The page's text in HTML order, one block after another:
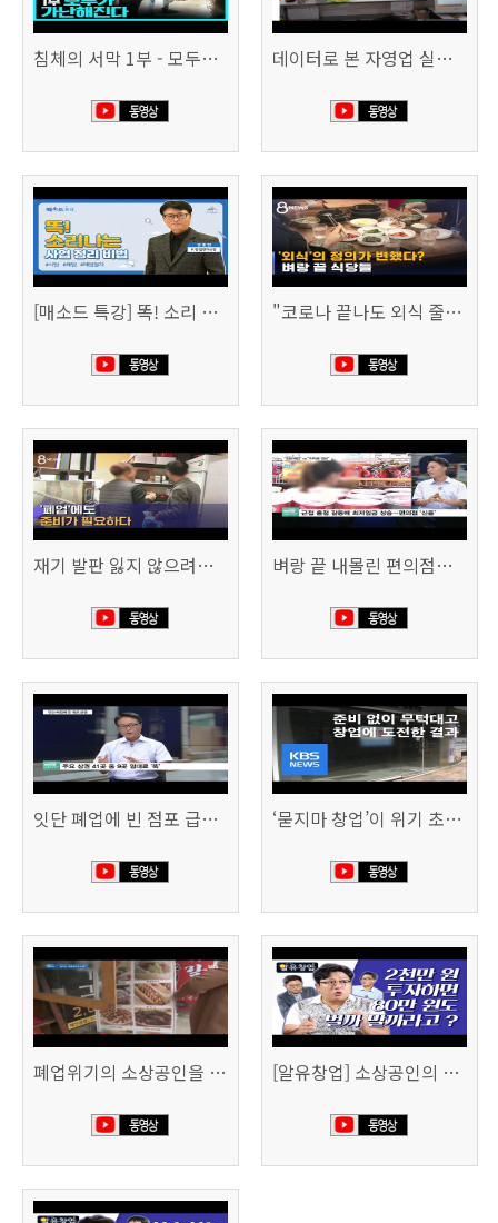
침체의 서막 1부 - 모두가 가난해진다 | 시사직격 신년특집 데이터로 본 자영업 실태 - 매출 '뚝', 장수 업소도 '휘청'
[매소드 특강] 똑! 소리 나는 사업 정리 비법 "코로나 끝나도 외식 줄이겠다"…위기의 식당들 (SBS 8시 뉴스)
재기 발판 잃지 않으려면…'폐업'에도 준비가 필요하다 (SBS 8시 뉴스) 벼랑 끝 내몰린 편의점…“희망폐업 요구” vs “위약금 정당” (SBS CNBC)
잇단 폐업에 빈 점포 급증…위기 빠진 상권, 대책 없나 (SBS CNBC) ‘묻지마 창업’이 위기 초래…폐업도 준비 필요 (KBS뉴스)
폐업위기의 소상공인을 돕습니다 (SBS생활경제) [알유창업] 소상공인의 창업자금, 어떻게 마련할까